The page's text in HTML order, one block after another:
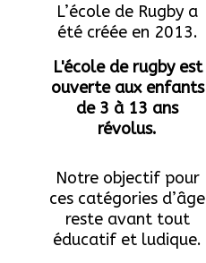
L’école de Rugby a
été créée en 2013.
L'école de rugby est
ouverte aux enfants
de 3 à 13 ans
révolus.
Notre objectif pour
ces catégories d’âge
reste avant tout
éducatif et ludique.